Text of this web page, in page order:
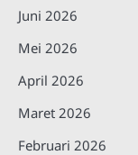
Juni 2026
Mei 2026
April 2026
Maret 2026
Februari 2026